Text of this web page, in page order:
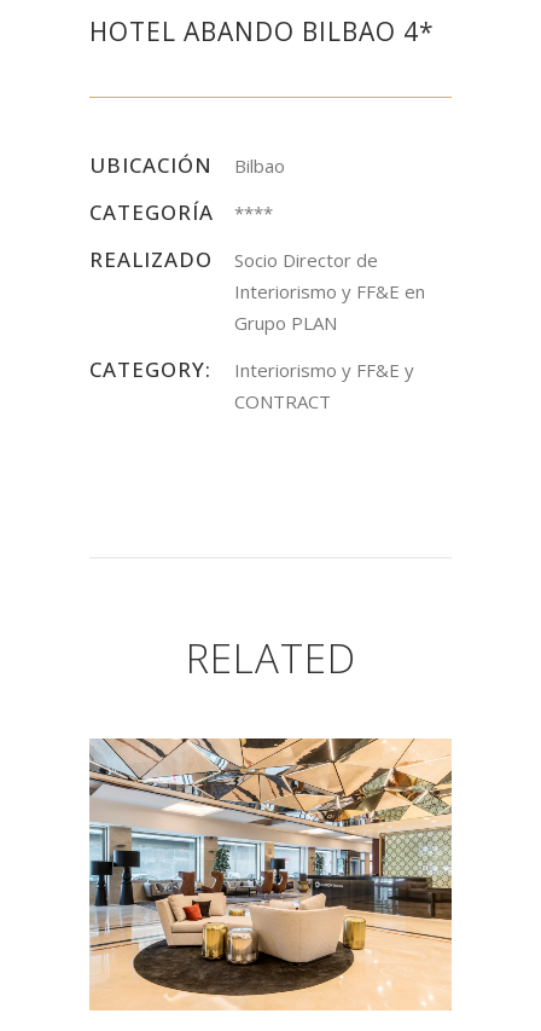
HOTEL ABANDO BILBAO 4*
UBICACIÓN Bilbao
CATEGORÍA ****
REALIZADO
Socio Director de
Interiorismo y FF&E en
Grupo PLAN
CATEGORY:
Interiorismo y FF&E y
CONTRACT
RELATED